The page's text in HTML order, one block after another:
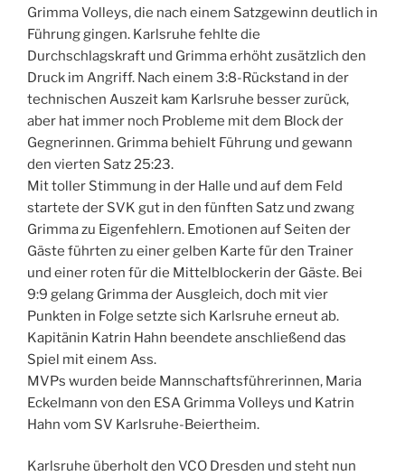
Grimma Volleys, die nach einem Satzgewinn deutlich in
Führung gingen. Karlsruhe fehlte die
Durchschlagskraft und Grimma erhöht zusätzlich den
Druck im Angriff. Nach einem 3:8-Rückstand in der
technischen Auszeit kam Karlsruhe besser zurück,
aber hat immer noch Probleme mit dem Block der
Gegnerinnen. Grimma behielt Führung und gewann
den vierten Satz 25:23.
Mit toller Stimmung in der Halle und auf dem Feld
startete der SVK gut in den fünften Satz und zwang
Grimma zu Eigenfehlern. Emotionen auf Seiten der
Gäste führten zu einer gelben Karte für den Trainer
und einer roten für die Mittelblockerin der Gäste. Bei
9:9 gelang Grimma der Ausgleich, doch mit vier
Punkten in Folge setzte sich Karlsruhe erneut ab.
Kapitänin Katrin Hahn beendete anschließend das
Spiel mit einem Ass.
MVPs wurden beide Mannschaftsführerinnen, Maria
Eckelmann von den ESA Grimma Volleys und Katrin
Hahn vom SV Karlsruhe-Beiertheim.
Karlsruhe überholt den VCO Dresden und steht nun